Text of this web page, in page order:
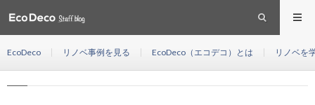
EcoDeco リノベ事例を見る EcoDeco（エコデコ）とは リノベを
HOME 中古